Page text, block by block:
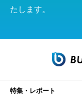
たします。
特集・レポート